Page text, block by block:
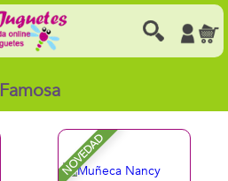
Famosa
NOVEDAD